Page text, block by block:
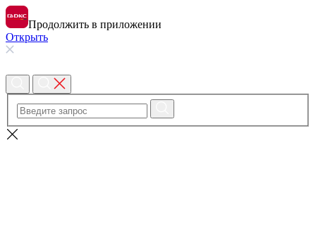
Продолжить в приложении
Открыть